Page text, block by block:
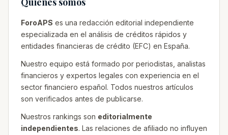
ForoAPS es una redacción editorial independiente
especializada en el análisis de créditos rápidos y
entidades financieras de crédito (EFC) en España.
Nuestro equipo está formado por periodistas, analistas
financieros y expertos legales con experiencia en el
sector financiero español. Todos nuestros artículos
son verificados antes de publicarse.
Nuestros rankings son editorialmente
independientes. Las relaciones de afiliado no influyen